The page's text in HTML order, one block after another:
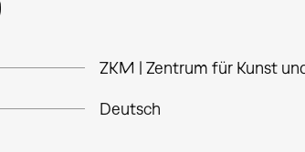
ZKM | Zentrum für Kunst
Deutsch